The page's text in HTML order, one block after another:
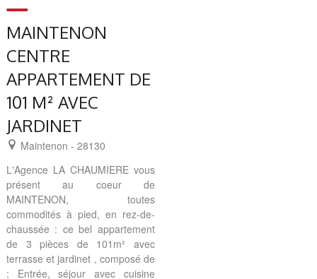
MAINTENON
CENTRE
APPARTEMENT DE
101 M² AVEC
JARDINET
Maintenon - 28130
L'Agence LA CHAUMIERE vous
présent au coeur de
MAINTENON, toutes
commodités à pied, en rez-de-
chaussée : ce bel appartement
de 3 pièces de 101m² avec
terrasse et jardinet , composé de
: Entrée, séjour avec cuisine